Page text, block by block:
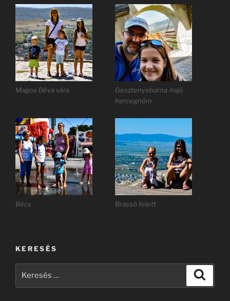
Magos Déva vára
Gesztenyebarna-hajú
hercegnőm
Bécs Brassó felett
KERESÉS